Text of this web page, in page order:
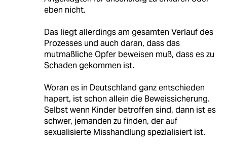
eben nicht.
Das liegt allerdings am gesamten Verlauf des
Prozesses und auch daran, dass das
mutmaßliche Opfer beweisen muß, dass es zu
Schaden gekommen ist.
Woran es in Deutschland ganz entschieden
hapert, ist schon allein die Beweissicherung.
Selbst wenn Kinder betroffen sind, dann ist es
schwer, jemanden zu finden, der auf
sexualisierte Misshandlung spezialisiert ist.